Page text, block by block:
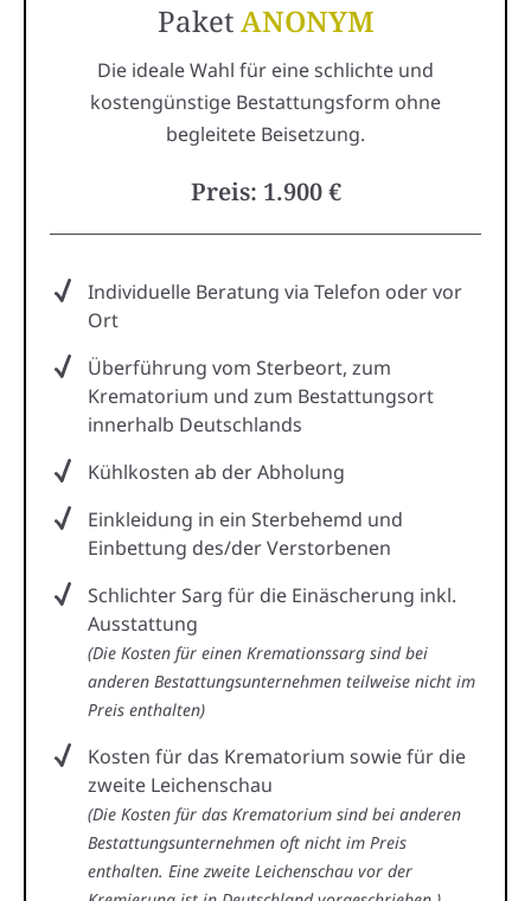
PaketANONYM
Die ideale Wahl für eine schlichte und
kostengünstige Bestattungsform ohne
begleitete Beisetzung.
Preis: 1.900 €
Individuelle Beratung via Telefon oder vor
Ort
Überführung vom Sterbeort, zum
Krematorium und zum Bestattungsort
innerhalb Deutschlands
Kühlkosten ab der Abholung
Einkleidung in ein Sterbehemd und
Einbettung des/der Verstorbenen
Schlichter Sarg für die Einäscherung inkl.
Ausstattung
(Die Kosten für einen Kremationssarg sind bei
anderen Bestattungsunternehmen teilweise nicht im
Preis enthalten)
Kosten für das Krematorium sowie für die
zweite Leichenschau
(Die Kosten für das Krematorium sind bei anderen
Bestattungsunternehmen oft nicht im Preis
enthalten. Eine zweite Leichenschau vor der